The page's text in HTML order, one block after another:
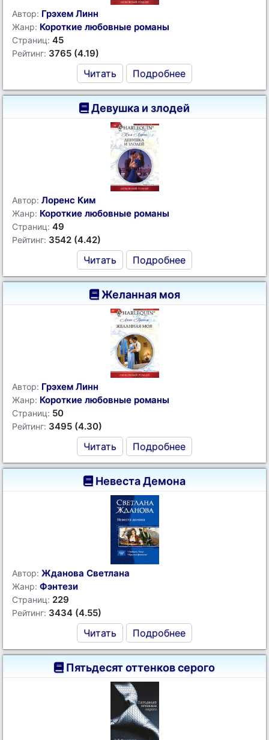
Автор: Грэхем Линн
Жанр: Короткие любовные романы
Страниц: 45
Рейтинг: 3765 (4.19)
Читать Подробнее
Девушка и злодей
Автор: Лоренс Ким
Жанр: Короткие любовные романы
Страниц: 49
Рейтинг: 3542 (4.42)
Читать Подробнее
Желанная моя
Автор: Грэхем Линн
Жанр: Короткие любовные романы
Страниц: 50
Рейтинг: 3495 (4.30)
Читать Подробнее
Невеста Демона
Автор: Жданова Светлана
Жанр: Фэнтези
Страниц: 229
Рейтинг: 3434 (4.55)
Читать Подробнее
Пятьдесят оттенков серого